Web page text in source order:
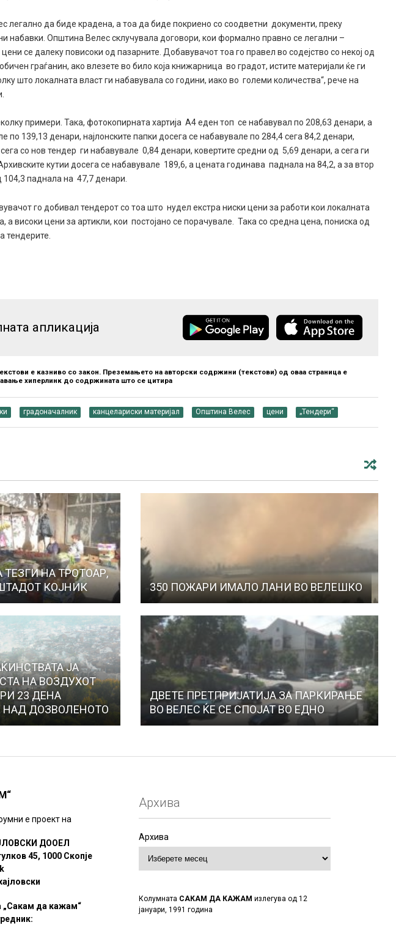
легално да биде крадена, а тоа да биде покриено со соодветни документи, преку
набавки. Општина Велес склучувала договори, кои формално правно се легални –
се далеку повисоки од пазарните. Добавувачот тоа го правел во содејство со некој од
граѓанин, ако влезете во било која книжарница во градот, истите материјали ќе ги
што локалната власт ги набавувала со години, иако во големи количества“, рече на
примери. Така, фотокопирната хартија А4 еден топ се набавувал по 208,63 денари, а
по 139,13 денари, најлонските папки досега се набавувале по 284,4 сега 84,2 денари,
со нов тендер ги набавувале 0,84 денари, ковертите средни од 5,69 денари, а сега ги
кутии досега се набавувале 189,6, а цената годинава паднала на 84,2, а за втор
паднала на 47,7 денари.
го добивал тендерот со тоа што нудел екстра ниски цени за работи кои локалната
а високи цени за артикли, кои постојано се порачувале. Така со средна цена, пониска од
тендерите.
апликација
е казниво со закон. Преземањето на авторски содржини (текстови) од оваа страница е
хиперлинк до содржината што се цитира
градоначалник канцелариски материјал Општина Велес цени „Тендери“
ТЕЗГИ НА ТРОТОАР,
КОЈНИК
350 ПОЖАРИ ИМАЛО ЛАНИ ВО ВЕЛЕШКО
ЈА
НА ВОЗДУХОТ
23 ДЕНА
НАД ДОЗВОЛЕНОТО
ДВЕТЕ ПРЕТПРИЈАТИЈА ЗА ПАРКИРАЊЕ
ВО ВЕЛЕС ЌЕ СЕ СПОЈАТ ВО ЕДНО
е проект на
ДООЕЛ
45, 1000 Скопје
„Сакам да кажам“
Архива
Архива
Колумната САКАМ ДА КАЖАМ излегува од 12
јануари, 1991 година